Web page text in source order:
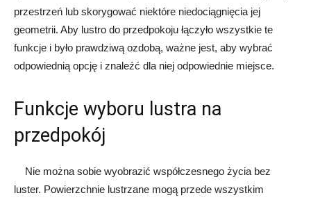
przestrzeń lub skorygować niektóre niedociągnięcia jej
geometrii. Aby lustro do przedpokoju łączyło wszystkie te
funkcje i było prawdziwą ozdobą, ważne jest, aby wybrać
odpowiednią opcję i znaleźć dla niej odpowiednie miejsce.
Funkcje wyboru lustra na
przedpokój
Nie można sobie wyobrazić współczesnego życia bez
luster. Powierzchnie lustrzane mogą przede wszystkim